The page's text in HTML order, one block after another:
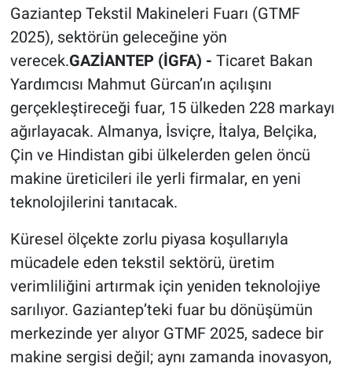
Gaziantep Tekstil Makineleri Fuarı (GTMF
2025), sektörün geleceğine yön
verecek.GAZİANTEP (İGFA) - Ticaret Bakan
Yardımcısı Mahmut Gürcan’ın açılışını
gerçekleştireceği fuar, 15 ülkeden 228 markayı
ağırlayacak. Almanya, İsviçre, İtalya, Belçika,
Çin ve Hindistan gibi ülkelerden gelen öncü
makine üreticileri ile yerli firmalar, en yeni
teknolojilerini tanıtacak.
Küresel ölçekte zorlu piyasa koşullarıyla
mücadele eden tekstil sektörü, üretim
verimliliğini artırmak için yeniden teknolojiye
sarılıyor. Gaziantep’teki fuar bu dönüşümün
merkezinde yer alıyor GTMF 2025, sadece bir
makine sergisi değil; aynı zamanda inovasyon,